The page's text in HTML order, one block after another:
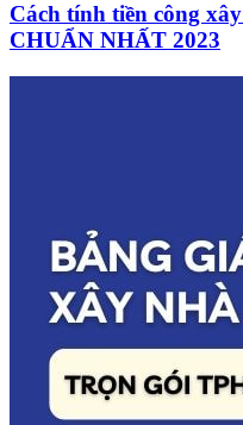
Cách tính tiền công
CHUẨN NHẤT 2023